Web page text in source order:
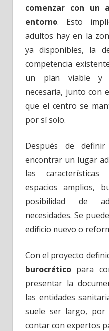
comenzar con un
entorno. Esto
adultos hay en la
ya disponibles, la
competencia
un plan viable y
necesaria, junto con
que el centro se
por sí solo.
Después de
encontrar un lugar
las características
espacios amplios,
posibilidad de
necesidades. Se
edificio nuevo o
Con el proyecto
burocrático para
presentar la
las entidades
suele ser largo, por
contar con expertos